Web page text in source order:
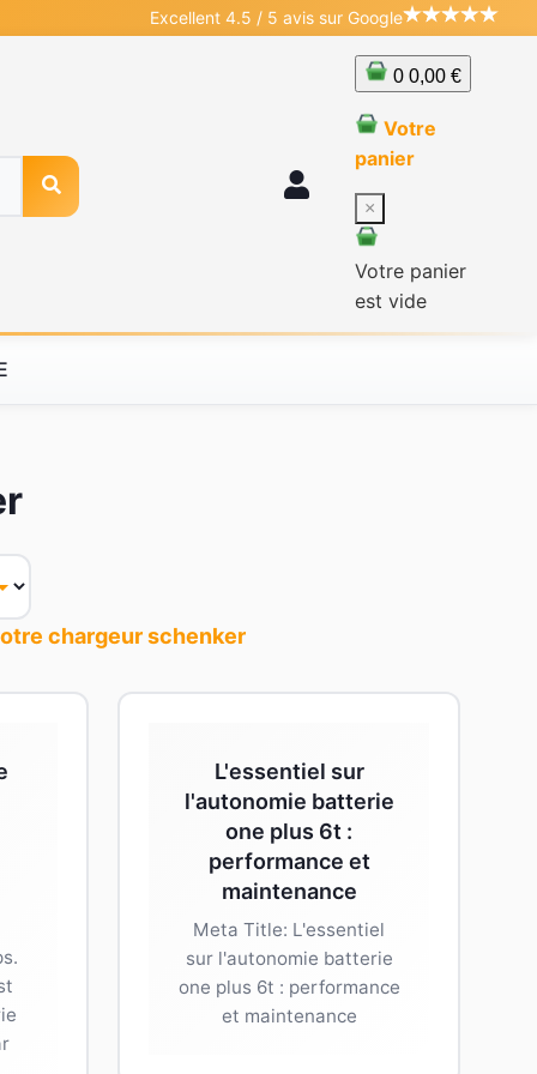
Excellent 4.5 / 5 avis sur Google
0 0,00 €
Votre
panier
×
Votre panier
est vide
chargeur schenker
L'essentiel sur
l'autonomie batterie
one plus 6t :
performance et
maintenance
Meta Title: L'essentiel
sur l'autonomie batterie
one plus 6t : performance
et maintenance